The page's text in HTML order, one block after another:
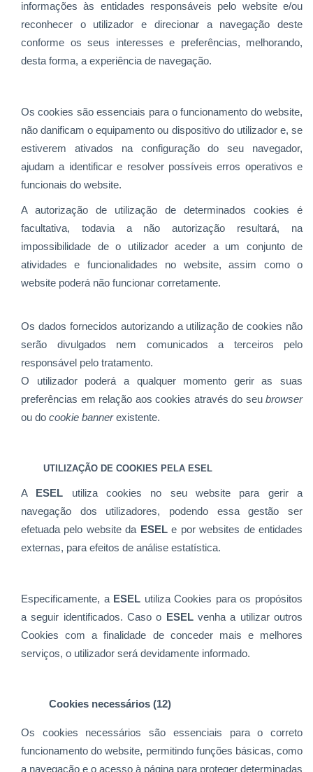
informações às entidades responsáveis pelo website e/ou
reconhecer o utilizador e direcionar a navegação deste
conforme os seus interesses e preferências, melhorando,
desta forma, a experiência de navegação.
Os cookies são essenciais para o funcionamento do website,
não danificam o equipamento ou dispositivo do utilizador e, se
estiverem ativados na configuração do seu navegador,
ajudam a identificar e resolver possíveis erros operativos e
funcionais do website.
A autorização de utilização de determinados cookies é
facultativa, todavia a não autorização resultará, na
impossibilidade de o utilizador aceder a um conjunto de
atividades e funcionalidades no website, assim como o
website poderá não funcionar corretamente.
Os dados fornecidos autorizando a utilização de cookies não
serão divulgados nem comunicados a terceiros pelo
responsável pelo tratamento.
O utilizador poderá a qualquer momento gerir as suas
preferências em relação aos cookies através do seu browser
ou do cookie bannerexistente.
UTILIZAÇÃO DE COOKIES PELA ESEL
A ESEL utiliza cookies no seu website para gerir a
navegação dos utilizadores, podendo essa gestão ser
efetuada pelo website da ESELe por websites de entidades
externas, para efeitos de análise estatística.
Especificamente, a ESEL utiliza Cookies para os propósitos
a seguir identificados. Caso o ESELvenha a utilizar outros
Cookies com a finalidade de conceder mais e melhores
serviços, o utilizador será devidamente informado.
Cookies necessários (12)
Os cookies necessários são essenciais parao correto
funcionamento do website, permitindo funções básicas, como
a navegação e o acesso à página para proteger determinadas